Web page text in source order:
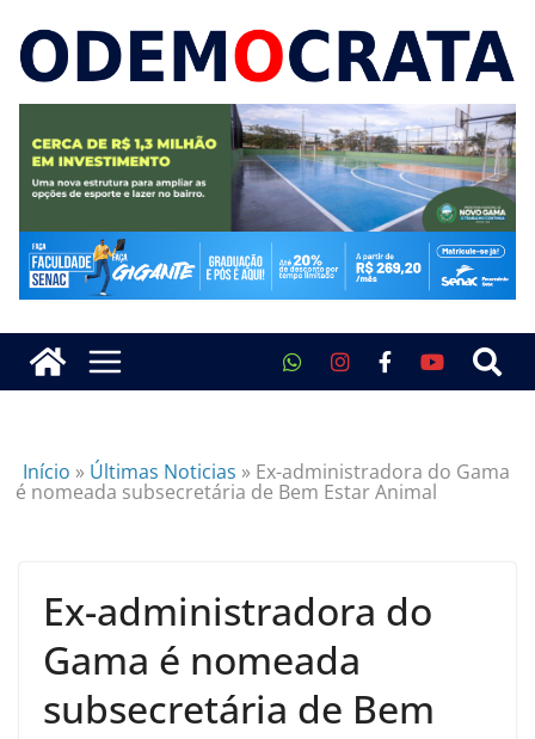
Início » Últimas Noticias » Ex-administradora do Gama
é nomeada subsecretária de Bem Estar Animal
Ex-administradora do
Gama é nomeada
subsecretária de Bem